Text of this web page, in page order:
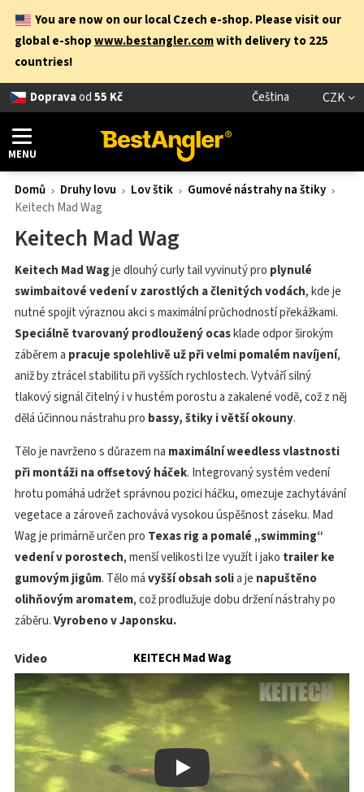
You are now on our local Czech e-shop. Please visit our
global e-shopwww.bestangler.comwith delivery to 225
countries!
Dopravaod55 Kč Čeština CZK
MENU
Domů Druhy lovu Lov štik
Gumové nástrahy na štiky
Keitech Mad Wag
Video KEITECH Mad Wag
Play
Keitech Mad Wag
Keitech Mad Wagje dlouhý curly tail vyvinutý pro plynulé
swimbaitové vedení v zarostlých a členitých vodách, kde je
nutné spojit výraznou akci s maximální průchodností překážkami.
Speciálně tvarovaný prodloužený ocasklade odpor širokým
záběrem a pracuje spolehlivě už při velmi pomalém navíjení,
aniž by ztrácel stabilitu při vyšších rychlostech. Vytváří silný
tlakový signál čitelný i v hustém porostu a zakalené vodě, což z něj
dělá účinnou nástrahu pro bassy, štiky i větší okouny.
Tělo je navrženo s důrazem na maximální weedless vlastnosti
při montáži na offsetový háček. Integrovaný systém vedení
hrotu pomáhá udržet správnou pozici háčku, omezuje zachytávání
vegetace a zároveň zachovává vysokou úspěšnost záseku. Mad
Wag je primárně určen pro Texas rig a pomalé „swimming“
vedení v porostech, menší velikosti lze využít i jako trailer ke
gumovým jigům. Tělo mávyšší obsah solia je napuštěno
olihňovým aromatem, což prodlužuje dobu držení nástrahy po
záběru.Vyrobeno v Japonsku.